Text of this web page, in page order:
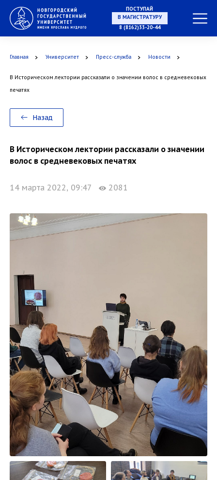
ПОСТУПАЙ
В МАГИСТРАТУРУ
8 (8162)33-20-44
Главная Университет Пресс-служба Новости
В Историческом лектории рассказали о значении волос в средневековых
печатях
Назад
В Историческом лектории рассказали о значении
волос в средневековых печатях
14 марта 2022, 09:47 2081